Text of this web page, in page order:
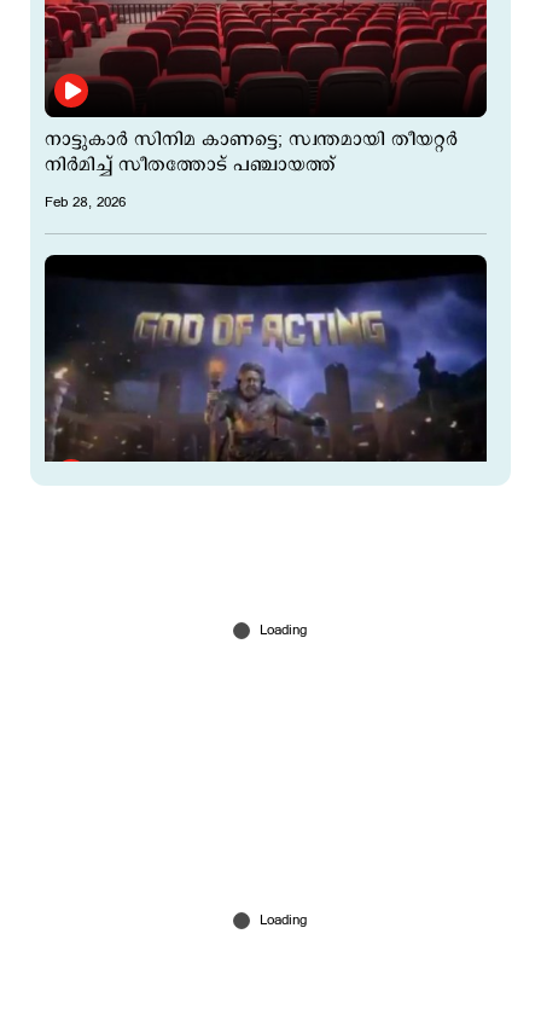
നാട്ടുകാര്‍ സിനിമ കാണട്ടെ; സ്വന്തമായി തീയറ്റര്‍
നിര്‍മിച്ച് സീതത്തോട് പഞ്ചായത്ത്
Feb 28, 2026
രാഗം സുനിലിനെ കൊല്ലാന്‍ ശ്രമിച്ചതെന്തിന്?;
തിയറ്ററുകാര്‍ തമ്മിലെ കുടിപ്പകയോ?